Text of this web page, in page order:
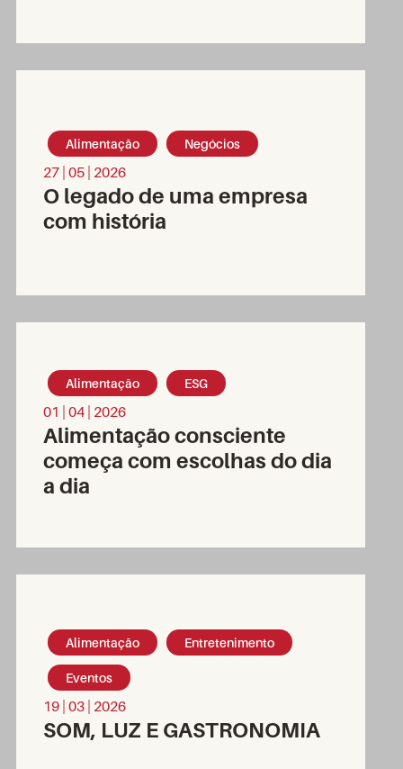
Alimentação Negócios
27 | 05 | 2026
O legado de uma empresa
com história
Alimentação ESG
01 | 04 | 2026
Alimentação consciente
começa com escolhas do dia
a dia
Alimentação Entretenimento
Eventos
19 | 03 | 2026
SOM, LUZ E GASTRONOMIA